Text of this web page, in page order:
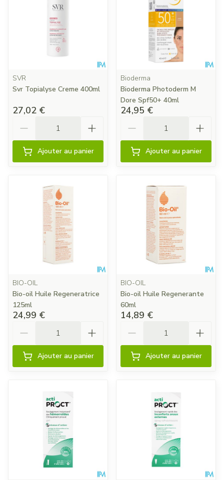
SVR
Svr Topialyse Creme 400ml
27,02 €
Ajouter au panier
Bioderma
Bioderma Photoderm M
Dore Spf50+ 40ml
24,95 €
Ajouter au panier
BIO-OIL
Bio-oil Huile Regeneratrice
125ml
24,99 €
Ajouter au panier
BIO-OIL
Bio-oil Huile Regenerante
60ml
14,89 €
Ajouter au panier